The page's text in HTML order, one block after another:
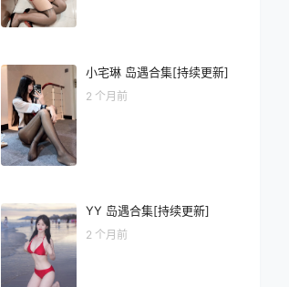
小宅琳 岛遇合集[持续更新]
2 个月前
YY 岛遇合集[持续更新]
2 个月前